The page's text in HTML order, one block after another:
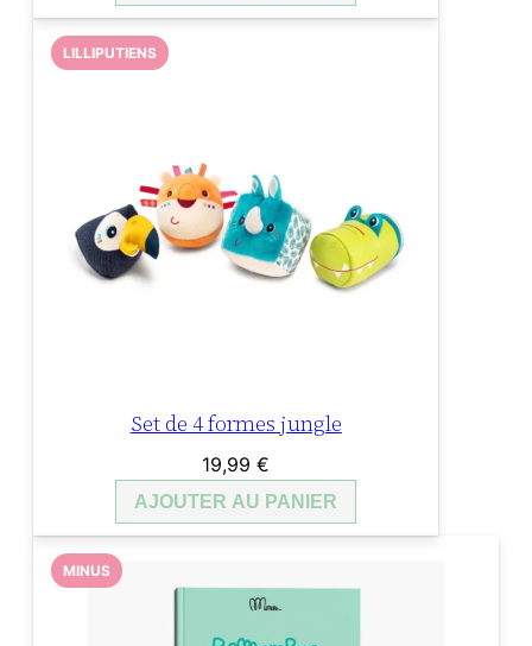
Set de 4 formes jungle
LILLIPUTIENS
19,99€
AJOUTER AU PANIER
MINUS